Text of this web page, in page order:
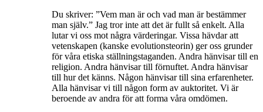
Du skriver: ”Vem man är och vad man är bestämmer
man själv.” Jag tror inte att det är fullt så enkelt. Alla
lutar vi oss mot några värderingar. Vissa hävdar att
vetenskapen (kanske evolutionsteorin) ger oss grunder
för våra etiska ställningstaganden. Andra hänvisar till en
religion. Andra hänvisar till förnuftet. Andra hänvisar
till hur det känns. Någon hänvisar till sina erfarenheter.
Alla hänvisar vi till någon form av auktoritet. Vi är
beroende av andra för att forma våra omdömen.